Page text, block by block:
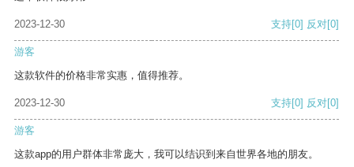
2023-12-30 支持[0] 反对[0]
游客
这款软件的价格非常实惠，值得推荐。
2023-12-30 支持[0] 反对[0]
游客
这款app的用户群体非常庞大，我可以结识到来自世界各地的朋友。